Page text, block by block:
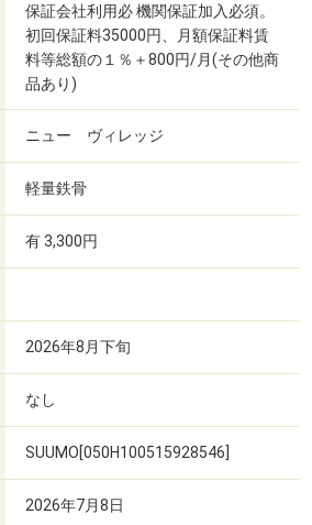
保証会社利用必 機関保証加入必須。
初回保証料35000円、月額保証料賃
料等総額の１％＋800円/月(その他商
品あり)
ニュー ヴィレッジ
軽量鉄骨
有 3,300円
2026年8月下旬
なし
SUUMO[050H100515928546]
2026年7月8日